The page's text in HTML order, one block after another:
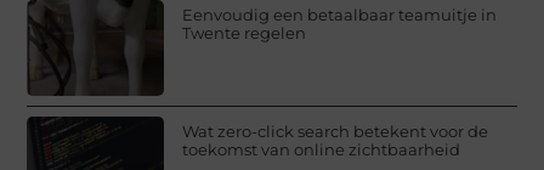
Eenvoudig een betaalbaar teamuitje in
Twente regelen
Wat zero-click search betekent voor de
toekomst van online zichtbaarheid